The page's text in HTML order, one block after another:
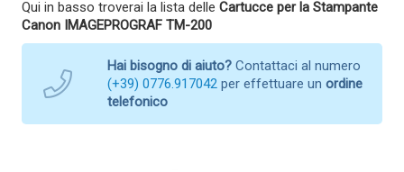
Qui in basso troverai la lista delle Cartucce per la Stampante
Canon IMAGEPROGRAF TM-200
Hai bisogno di aiuto? Contattaci al numero
(+39) 0776.917042 per effettuare un ordine
telefonico